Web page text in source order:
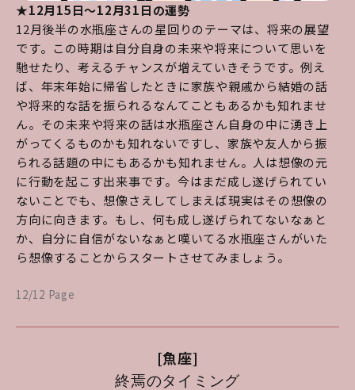
★12月15日～12月31日の運勢
12月後半の水瓶座さんの星回りのテーマは、将来の展望
です。この時期は自分自身の未来や将来について思いを
馳せたり、考えるチャンスが増えていきそうです。例え
ば、年末年始に帰省したときに家族や親戚から結婚の話
や将来的な話を振られるなんてこともあるかも知れませ
ん。その未来や将来の話は水瓶座さん自身の中に湧き上
がってくるものかも知れないですし、家族や友人から振
られる話題の中にもあるかも知れません。人は想像の元
に行動を起こす出来事です。今はまだ成し遂げられてい
ないことでも、想像さえしてしまえば現実はその想像の
方向に向きます。もし、何も成し遂げられてないなぁと
か、自分に自信がないなぁと嘆いてる水瓶座さんがいた
ら想像することからスタートさせてみましょう。
12/12 Page
[魚座]
終焉のタイミング